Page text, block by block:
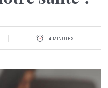
4 MINUTES